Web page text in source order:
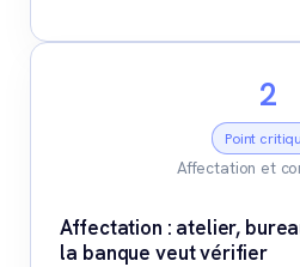
2
Point
Affectation et
Affectation : atelier,
la banque veut vérifier